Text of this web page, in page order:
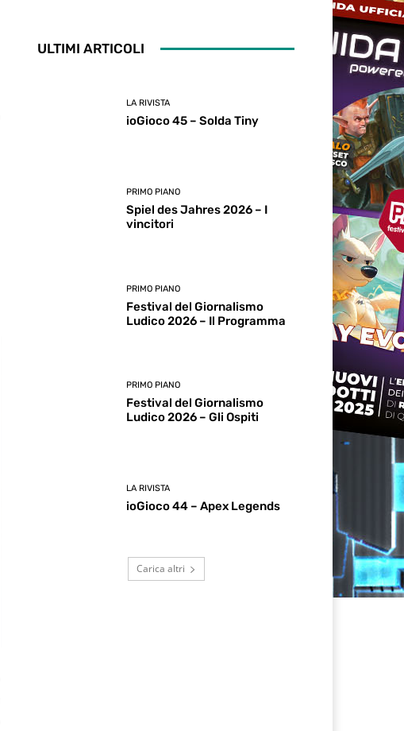
ULTIMI ARTICOLI
LA RIVISTA
ioGioco 45 – Solda Tiny
PRIMO PIANO
Spiel des Jahres 2026 – I
vincitori
PRIMO PIANO
Festival del Giornalismo
Ludico 2026 – Il Programma
PRIMO PIANO
Festival del Giornalismo
Ludico 2026 – Gli Ospiti
LA RIVISTA
ioGioco 44 – Apex Legends
Carica altri